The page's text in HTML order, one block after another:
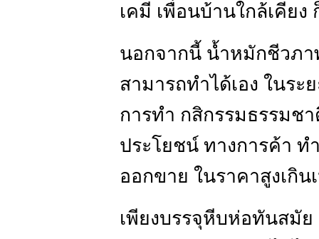
เคมี เพื่อนบ้านใกล้เคีย
นอกจากนี้ น้ำหมักชีวภา
สามารถทำได้เอง ในระ
การทำ กสิกรรมธรรมช
ประโยชน์ ทางการค้า
ออกขาย ในราคาสูงเกิน
เพียงบรรจุหีบห่อทันสมั